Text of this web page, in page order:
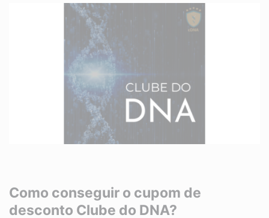
Como conseguir o cupom de
desconto Clube do DNA?